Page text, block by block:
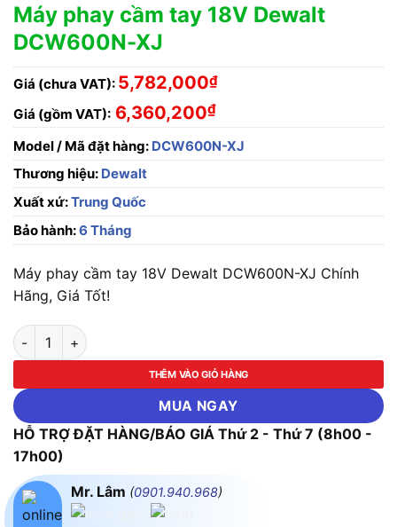
Máy phay cầm tay 18V Dewalt
DCW600N-XJ
Giá (chưa VAT): 5,782,000₫
Giá (gồm VAT): 6,360,200₫
Model / Mã đặt hàng: DCW600N-XJ
Thương hiệu: Dewalt
Xuất xứ:Trung Quốc
Bảo hành:6 Tháng
Máy phay cầm tay 18V Dewalt DCW600N-XJ Chính
Hãng, Giá Tốt!
Máy phay cầm tay 18V Dewalt DCW600N-XJ số lượng
THÊM VÀO GIỎ HÀNG
MUA NGAY
HỖ TRỢ ĐẶT HÀNG/BÁO GIÁ Thứ 2 - Thứ 7 (8h00 -
17h00)
Mr. Lâm (0901.940.968)